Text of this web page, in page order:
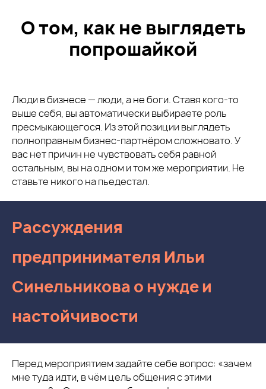
О том, как не выглядеть
попрошайкой
Люди в бизнесе — люди, а не боги. Ставя кого-то
выше себя, вы автоматически выбираете роль
пресмыкающегося. Из этой позиции выглядеть
полноправным бизнес-партнёром сложновато. У
вас нет причин не чувствовать себя равной
остальным, вы на одном и том же мероприятии. Не
ставьте никого на пьедестал.
Рассуждения
предпринимателя Ильи
Синельникова о нужде и
настойчивости
Перед мероприятием задайте себе вопрос: «зачем
мне туда идти, в чём цель общения с этими